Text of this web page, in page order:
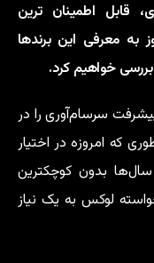
قابل اطمینان ترین
به معرفی این برندها
خواهیم کرد.
سرسام‌آوری را در
که امروزه در اختیار
بدون کوچکترین
لوکس به یک نیاز